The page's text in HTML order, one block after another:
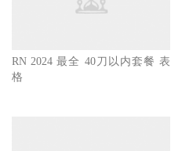
RN 2024 最全 40刀以内套餐 表
格